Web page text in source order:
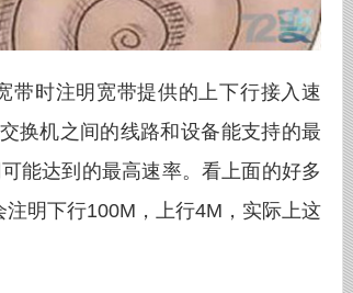
带时注明宽带提供的上下行接入速
换机之间的线路和设备能支持的最
能达到的最高速率。看上面的好多
明下行100M，上行4M，实际上这